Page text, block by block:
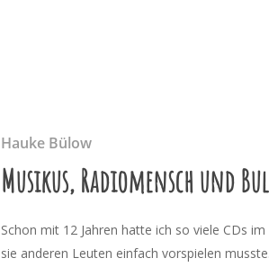
Hauke Bülow
Musikus, Radiomensch und
Schon mit 12 Jahren hatte ich so viele CDs
sie anderen Leuten einfach vorspielen